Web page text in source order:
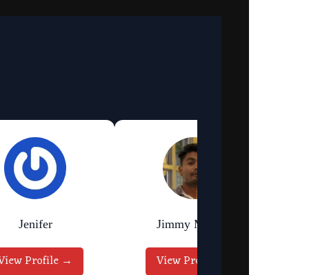
Jenifer
Profile →
Jimmy Murmu
View Profile →